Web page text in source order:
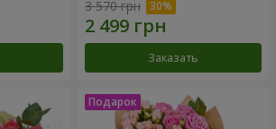
3 570 грн
Заказать